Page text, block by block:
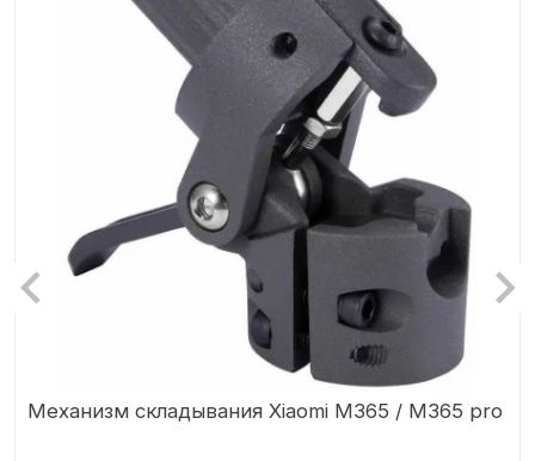
Механизм складывания Xiaomi M365 / M365 pro